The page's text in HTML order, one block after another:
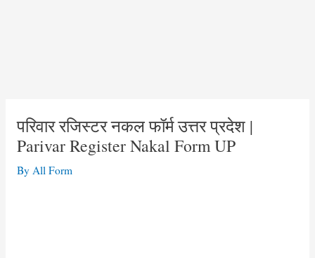
परिवार रजिस्टर नकल फॉर्म उत्तर प्रदेश |
Parivar Register Nakal Form UP
By All Form